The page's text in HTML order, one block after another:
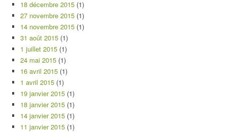
18 décembre 2015 (1)
27 novembre 2015 (1)
14 novembre 2015 (1)
31 août 2015 (1)
1 juillet 2015 (1)
24 mai 2015 (1)
16 avril 2015 (1)
1 avril 2015 (1)
19 janvier 2015 (1)
18 janvier 2015 (1)
14 janvier 2015 (1)
11 janvier 2015 (1)